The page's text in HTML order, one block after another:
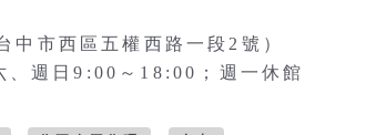
中市西區五權西路一段2號）
、週日9:00～18:00；週一休館